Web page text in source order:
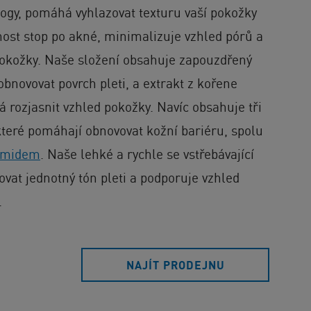
pomáhá vyhlazovat texturu vaší pokožky
stop po akné, minimalizuje vzhled pórů a
Naše složení obsahuje zapouzdřený
povrch pleti, a extrakt z kořene
rozjasnit vzhled pokožky. Navíc obsahuje tři
pomáhají obnovovat kožní bariéru, spolu
. Naše lehké a rychle se vstřebávající
jednotný tón pleti a podporuje vzhled
NAJÍT PRODEJNU